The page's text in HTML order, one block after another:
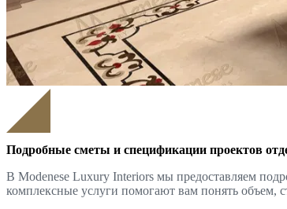
Подробные сметы и спецификации проектов
В Modenese Luxury Interiors мы предоставляем
комплексные услуги помогают вам понять объем,